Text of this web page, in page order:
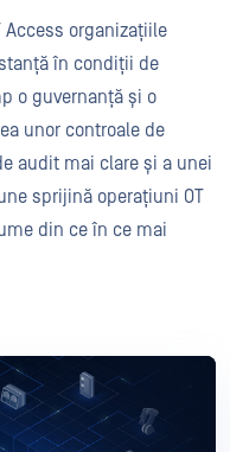
Access organizațiile
în condiții de
o guvernanță și o
unor controale de
audit mai clare și a unei
sprijină operațiuni OT
din ce în ce mai